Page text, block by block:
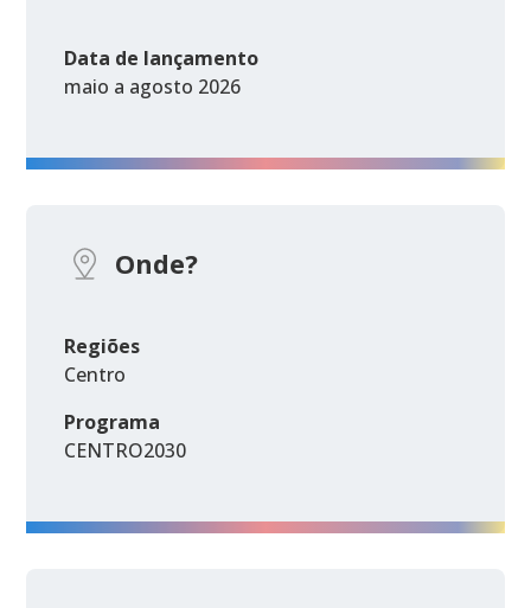
Data de lançamento
maio a agosto 2026
Onde?
Regiões
Centro
Programa
CENTRO2030